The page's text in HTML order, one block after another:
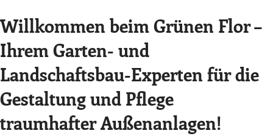
Willkommen beim Grünen Flor –
Ihrem Garten- und
Landschaftsbau-Experten für die
Gestaltung und Pflege
traumhafter Außenanlagen!